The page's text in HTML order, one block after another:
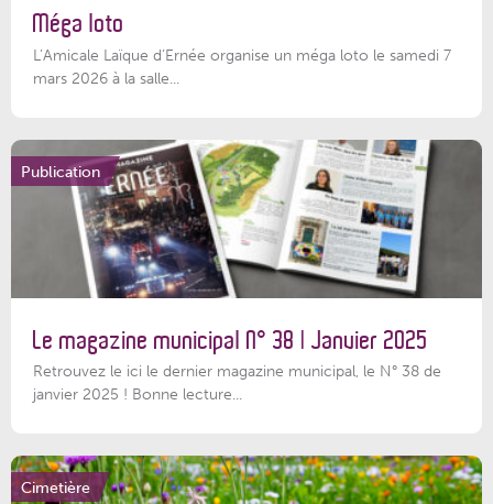
Méga loto
L’Amicale Laïque d’Ernée organise un méga loto le samedi 7
mars 2026 à la salle...
Publication
Le magazine municipal N° 38 | Janvier 2025
Retrouvez le ici le dernier magazine municipal, le N° 38 de
janvier 2025 ! Bonne lecture...
Cimetière